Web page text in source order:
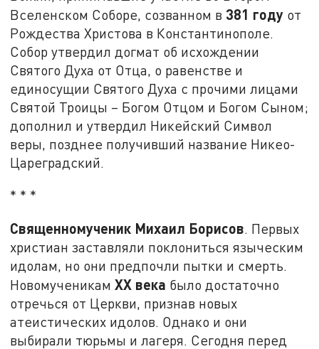
Вселенском Соборе, созванном в 381 году от
Рождества Христова в Константинополе.
Собор утвердил догмат об исхождении
Святого Духа от Отца, о равенстве и
единосущии Святого Духа с прочими лицами
Святой Троицы – Богом Отцом и Богом Сыном;
дополнил и утвердил Никейский Символ
веры, позднее получивший название Никео-
Цареградский.
* * *
Священномученик Михаил Борисов. Первых
христиан заставляли поклониться языческим
идолам, но они предпочли пытки и смерть.
НовомученикамXX века было достаточно
отречься от Церкви, признав новых
атеистических идолов. Однако и они
выбирали тюрьмы и лагеря. Сегодня перед